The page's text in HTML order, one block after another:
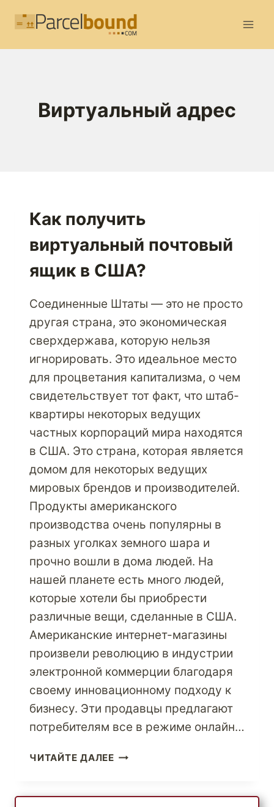
Виртуальный адрес
Как получить
виртуальный почтовый
ящик в США?
Соединенные Штаты — это не просто
другая страна, это экономическая
сверхдержава, которую нельзя
игнорировать. Это идеальное место
для процветания капитализма, о чем
свидетельствует тот факт, что штаб-
квартиры некоторых ведущих
частных корпораций мира находятся
в США. Это страна, которая является
домом для некоторых ведущих
мировых брендов и производителей.
Продукты американского
производства очень популярны в
разных уголках земного шара и
прочно вошли в дома людей. На
нашей планете есть много людей,
которые хотели бы приобрести
различные вещи, сделанные в США.
Американские интернет-магазины
произвели революцию в индустрии
электронной коммерции благодаря
своему инновационному подходу к
бизнесу. Эти продавцы предлагают
потребителям все в режиме онлайн…
ЧИТАЙТЕ ДАЛЕЕКАК
ПОЧТОВЫЙ